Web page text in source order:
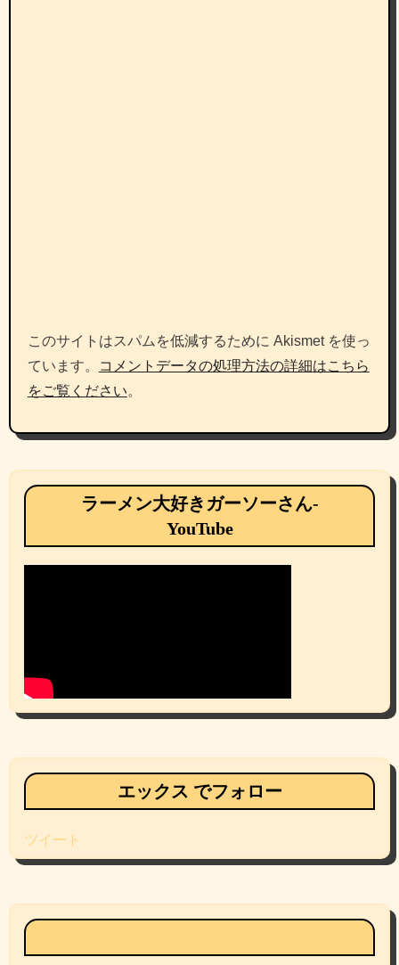
このサイトはスパムを低減するために Akismet を使っ
ています。
コメントデータの処理方法の詳細はこちら
をご覧ください。
ラーメン大好きガーソーさん-
YouTube
エックス でフォロー
ツイート